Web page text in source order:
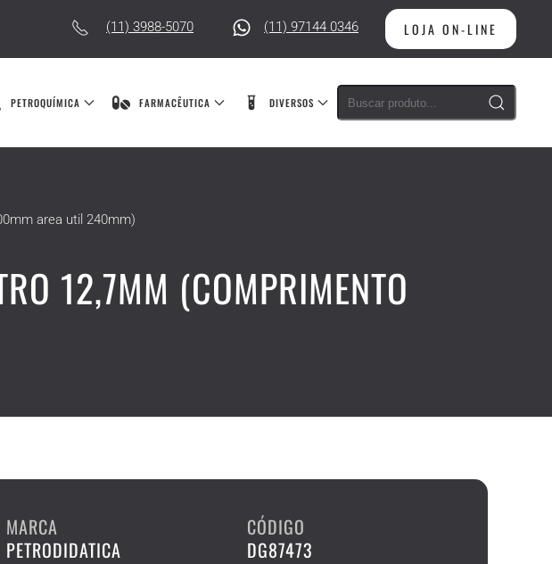
(11) 3988-5070 (11) 97144 0346 LOJA ON-LINE
PETROQUÍMICA FARMACÊUTICA DIVERSOS
area util 240mm)
12,7MM (COMPRIMENTO
MARCA
PETRODIDATICA
CÓDIGO
DG87473